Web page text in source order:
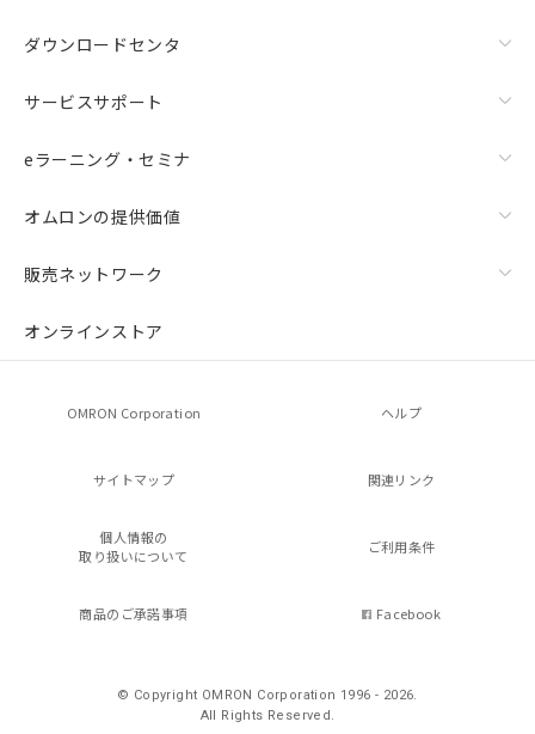
ダウンロードセンタ
サービスサポート
eラーニング・セミナ
オムロンの提供価値
販売ネットワーク
オンラインストア
OMRON Corporation ヘルプ
サイトマップ 関連リンク
個人情報の
取り扱いについて
ご利用条件
商品のご承諾事項 Facebook
© Copyright OMRON Corporation 1996 - 2026.
All Rights Reserved.